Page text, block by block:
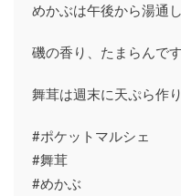
6.2
とめ
きな
6.3
3. 送
料が
めかぶは午後から湯通
磯の香り、たまらんで
舞茸は週末に天ぷら作
#ポケットマルシェ
#舞茸
#めかぶ